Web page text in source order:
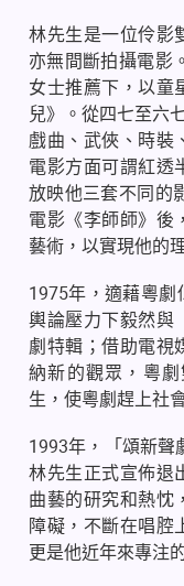
林先生是一位伶影
亦無間斷拍攝電影。
女士推薦下，以童
兒》。從四七至六
戲曲、武俠、時裝
電影方面可謂紅透
放映他三套不同的
電影《李師師》後
藝術，以實現他的
1975年，適藉粵劇
輿論壓力下毅然與
劇特輯；借助電視
納新的觀眾，粵
生，使粵劇趕上社
1993年，「頌新聲
林先生正式宣佈退
曲藝的研究和熱忱
障礙，不斷在唱腔
更是他近年來專注